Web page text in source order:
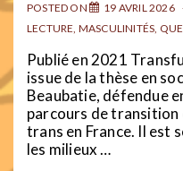
POSTED ON 19 AVRIL 2026
LECTURE, MASCULINITÉS,
Publié en 2021
issue de la thèse en
Beaubatie, défendue
parcours de transition
trans en France. Il est
les milieux …